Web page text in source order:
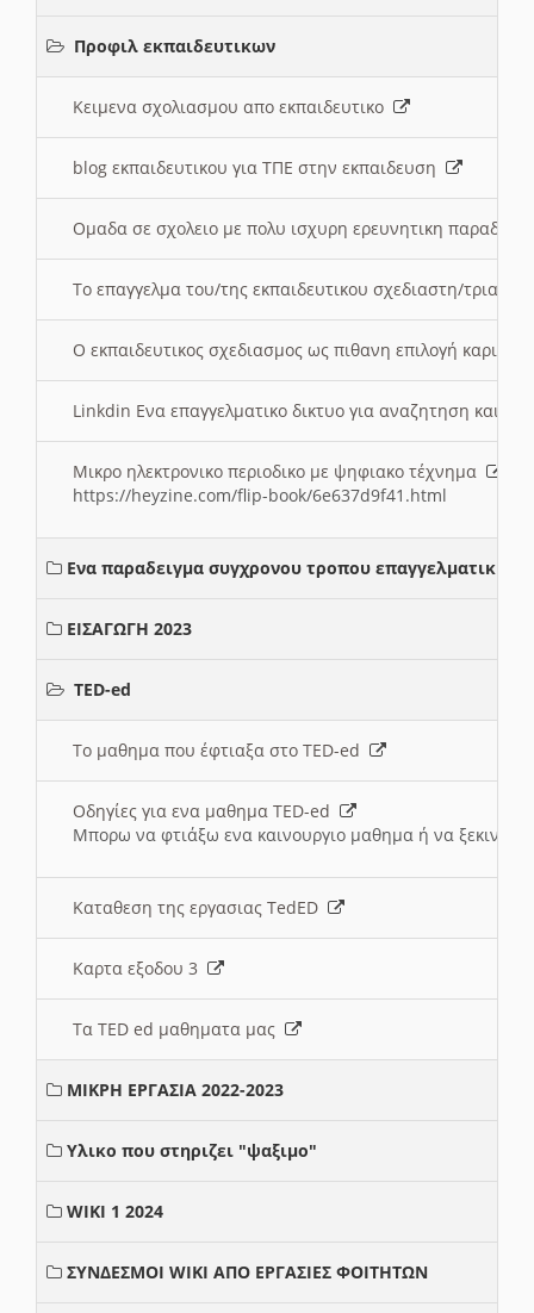
Προφιλ εκπαιδευτικων
Κειμενα σχολιασμου απο εκπαιδευτικο
blog εκπαιδευτικου για ΤΠΕ στην εκπαιδευση
Ομαδα σε σχολειο με πολυ ισχυρη ερευνητικη
Το επαγγελμα του/της εκπαιδευτικου σχεδιαστη/τριας
Ο εκπαιδευτικος σχεδιασμος ως πιθανη επιλογή
Linkdin Ενα επαγγελματικο δικτυο για αναζητηση και
Μικρο ηλεκτρονικο περιοδικο με ψηφιακο τέχνημα
https://heyzine.com/flip-book/6e637d9f41.html
Ενα παραδειγμα συγχρονου τροπου επαγγελματικης
ΕΙΣΑΓΩΓΗ 2023
TED-ed
Το μαθημα που έφτιαξα στο TED-ed
Οδηγίες για ενα μαθημα TED-ed
Μπορω να φτιάξω ενα καινουργιο μαθημα ή να
Καταθεση της εργασιας TedED
Καρτα εξοδου 3
Τα TED ed μαθηματα μας
ΜΙΚΡΗ ΕΡΓΑΣΙΑ 2022-2023
Υλικο που στηριζει "ψαξιμο"
WIKI 1 2024
ΣΥΝΔΕΣΜΟΙ WIKI ΑΠΟ ΕΡΓΑΣΙΕΣ ΦΟΙΤΗΤΩΝ